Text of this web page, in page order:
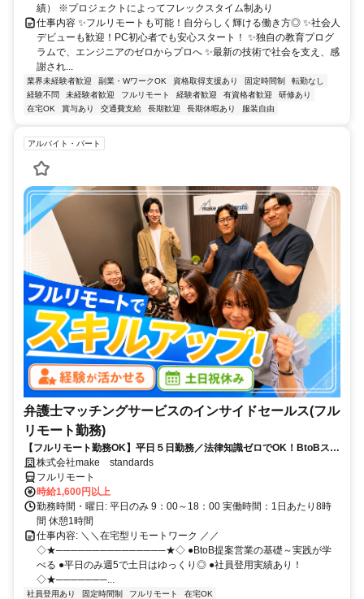
績） ※プロジェクトによってフレックスタイム制あり
仕事内容 ✨フルリモートも可能！自分らしく輝ける働き方◎ ✨社会人
デビューも歓迎！PC初心者でも安心スタート！ ✨独自の教育プログ
ラムで、エンジニアのゼロからプロへ ✨最新の技術で社会を支え、感
謝され...
業界未経験者歓迎 副業・WワークOK 資格取得支援あり 固定時間制
転勤なし
経験不問
未経験者歓迎 フルリモート 経験者歓迎 有資格者歓迎
研修あり
在宅OK
賞与あり 交通費支給 長期歓迎 長期休暇あり 服装自由
アルバイト・パート
弁護士マッチングサービスのインサイドセールス(フル
リモート勤務)
【フルリモート勤務OK】平日５日勤務／法律知識ゼロでOK！BtoBスキ
ルが身につく営業職
株式会社make standards
フルリモート
時給1,600円以上
勤務時間・曜日: 平日のみ 9：00～18：00 実働時間：1日あたり8時
間 休憩1時間
仕事内容: ＼＼在宅型リモートワーク ／／
◇★───────────────★◇ ●BtoB提案営業の基礎～実践が学
べる ●平日のみ週5で土日はゆっくり◎ ●社員登用実績あり！
◇★───────...
社員登用あり 固定時間制 フルリモート 在宅OK